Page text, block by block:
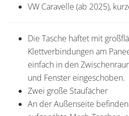
VW Caravelle (ab 2025),
Die Tasche haftet mit
Klettverbindungen am
einfach in den
und Fenster eingeschoben.
Zwei große Staufächer
An der Außenseite